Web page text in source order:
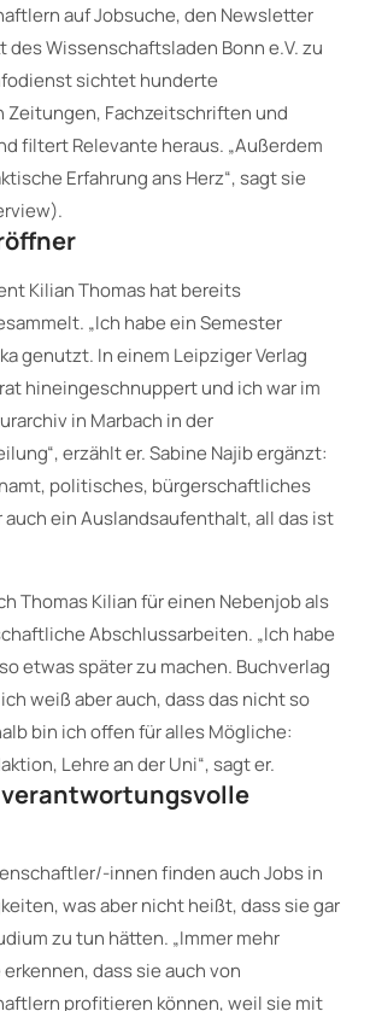
auf Jobsuche, den Newsletter
des Wissenschaftsladen Bonn e.V. zu
sichtet hunderte
Zeitungen, Fachzeitschriften und
filtert Relevante heraus. „Außerdem
Erfahrung ans Herz“, sagt sie
Kilian Thomas hat bereits
„Ich habe ein Semester
genutzt. In einem Leipziger Verlag
hineingeschnuppert und ich war im
in Marbach in der
erzählt er. Sabine Najib ergänzt:
politisches, bürgerschaftliches
auch ein Auslandsaufenthalt, all das ist
Thomas Kilian für einen Nebenjob als
Abschlussarbeiten. „Ich habe
etwas später zu machen. Buchverlag
weiß aber auch, dass das nicht so
bin ich offen für alles Mögliche:
Lehre an der Uni“, sagt er.
innen finden auch Jobs in
was aber nicht heißt, dass sie gar
zu tun hätten. „Immer mehr
dass sie auch von
profitieren können, weil sie mit